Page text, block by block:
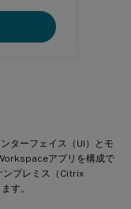
ターフェイス（UI）とモ
アプリを構成で
プレミス（Citrix
す。